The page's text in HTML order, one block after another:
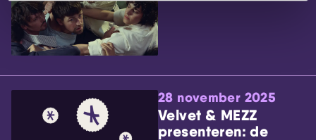
28 november 2025
Velvet & MEZZ
presenteren: de